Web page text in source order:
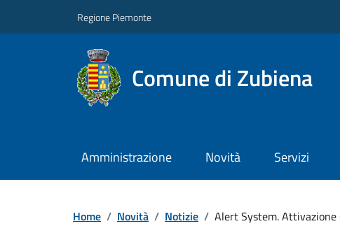
Regione Piemonte
Comune di Zubiena
Amministrazione Novità Servizi
Home / Novità / Notizie / Alert System. Attivazione